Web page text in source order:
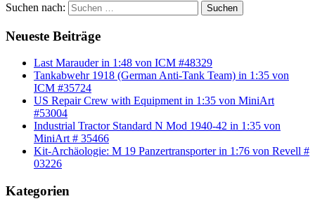
Suchen nach: Suchen
Neueste Beiträge
Last Marauder in 1:48 von ICM #48329
Tankabwehr 1918 (German Anti-Tank Team) in 1:35 von
ICM #35724
US Repair Crew with Equipment in 1:35 von MiniArt
#53004
Industrial Tractor Standard N Mod 1940-42 in 1:35 von
MiniArt # 35466
Kit-Archäologie: M 19 Panzertransporter in 1:76 von Revell #
03226
Kategorien